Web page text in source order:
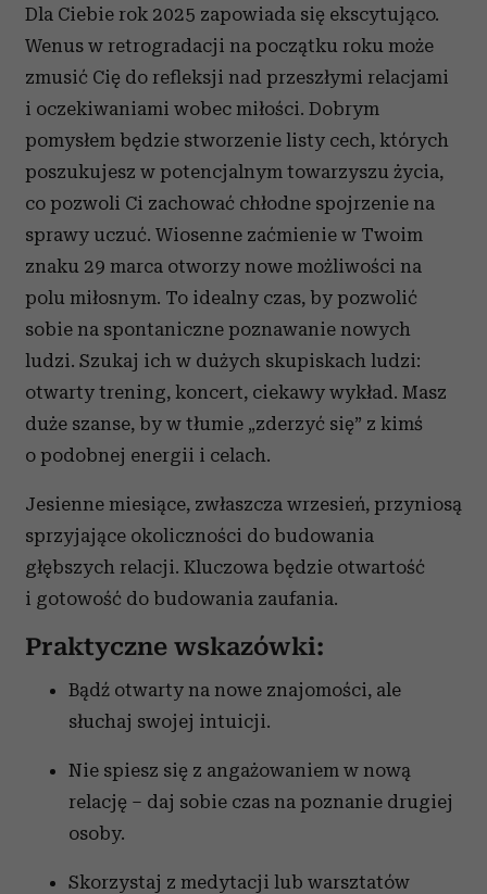
Dla Ciebie rok 2025 zapowiada się ekscytująco.
Wenus w retrogradacji na początku roku może
zmusić Cię do refleksji nad przeszłymi relacjami
i oczekiwaniami wobec miłości. Dobrym
pomysłem będzie stworzenie listy cech, których
poszukujesz w potencjalnym towarzyszu życia,
co pozwoli Ci zachować chłodne spojrzenie na
sprawy uczuć. Wiosenne zaćmienie w Twoim
znaku 29 marca otworzy nowe możliwości na
polu miłosnym. To idealny czas, by pozwolić
sobie na spontaniczne poznawanie nowych
ludzi. Szukaj ich w dużych skupiskach ludzi:
otwarty trening, koncert, ciekawy wykład. Masz
duże szanse, by w tłumie „zderzyć się” z kimś
o podobnej energii i celach.
Jesienne miesiące, zwłaszcza wrzesień, przyniosą
sprzyjające okoliczności do budowania
głębszych relacji. Kluczowa będzie otwartość
i gotowość do budowania zaufania.
Praktyczne wskazówki:
Bądź otwarty na nowe znajomości, ale
słuchaj swojej intuicji.
Nie spiesz się z angażowaniem w nową
relację – daj sobie czas na poznanie drugiej
osoby.
Skorzystaj z medytacji lub warsztatów